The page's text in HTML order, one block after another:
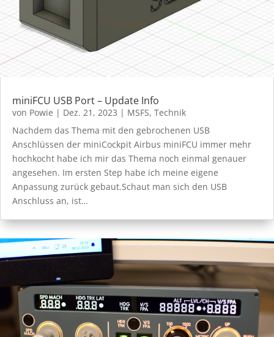
miniFCU USB Port – Update Info
von Powie | Dez. 21, 2023 | MSFS, Technik
Nachdem das Thema mit den gebrochenen USB
Anschlüssen der miniCockpit Airbus miniFCU immer mehr
hochkocht habe ich mir das Thema noch einmal genauer
angesehen. Im ersten Step habe ich meine eigene
Anpassung zurück gebaut.Schaut man sich den USB
Anschluss an, ist…